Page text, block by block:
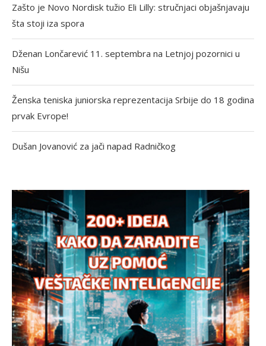
Zašto je Novo Nordisk tužio Eli Lilly: stručnjaci objašnjavaju
šta stoji iza spora
Dženan Lončarević 11. septembra na Letnjoj pozornici u
Nišu
Ženska teniska juniorska reprezentacija Srbije do 18 godina
prvak Evrope!
Dušan Jovanović za jači napad Radničkog